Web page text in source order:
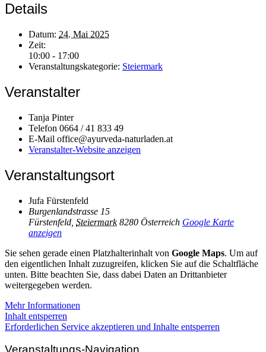
Details
Datum: 24. Mai 2025
Zeit:
10:00 - 17:00
Veranstaltungskategorie: Steiermark
Veranstalter
Tanja Pinter
Telefon 0664 / 41 833 49
E-Mail office@ayurveda-naturladen.at
Veranstalter-Website anzeigen
Veranstaltungsort
Jufa Fürstenfeld
Burgenlandstrasse 15
Fürstenfeld Steiermark 8280 Österreich Google Karte
anzeigen
Sie sehen gerade einen Platzhalterinhalt von Google Maps. Um auf
den eigentlichen Inhalt zuzugreifen, klicken Sie auf die Schaltfläche
unten. Bitte beachten Sie, dass dabei Daten an Drittanbieter
weitergegeben werden.
Mehr Informationen
Inhalt entsperren
Erforderlichen Service akzeptieren und Inhalte entsperren
Veranstaltungs-Navigation